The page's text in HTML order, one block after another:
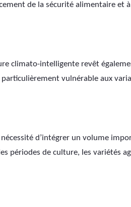
de la sécurité alimentaire et
climato-intelligente revêt
particulièrement vulnérable aux
nécessité d’intégrer un volume
périodes de culture, les variétés